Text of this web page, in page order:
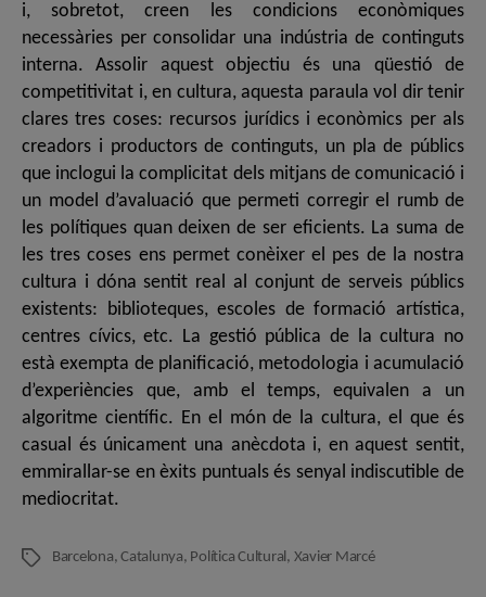
i, sobretot, creen les condicions econòmiques
necessàries per consolidar una indústria de continguts
interna. Assolir aquest objectiu és una qüestió de
competitivitat i, en cultura, aquesta paraula vol dir tenir
clares tres coses: recursos jurídics i econòmics per als
creadors i productors de continguts, un pla de públics
que inclogui la complicitat dels mitjans de comunicació i
un model d’avaluació que permeti corregir el rumb de
les polítiques quan deixen de ser eficients. La suma de
les tres coses ens permet conèixer el pes de la nostra
cultura i dóna sentit real al conjunt de serveis públics
existents: biblioteques, escoles de formació artística,
centres cívics, etc. La gestió pública de la cultura no
està exempta de planificació, metodologia i acumulació
d’experiències que, amb el temps, equivalen a un
algoritme científic. En el món de la cultura, el que és
casual és únicament una anècdota i, en aquest sentit,
emmirallar-se en èxits puntuals és senyal indiscutible de
mediocritat.
EtiquetesBarcelona,Catalunya, Política Cultural, Xavier Marcé